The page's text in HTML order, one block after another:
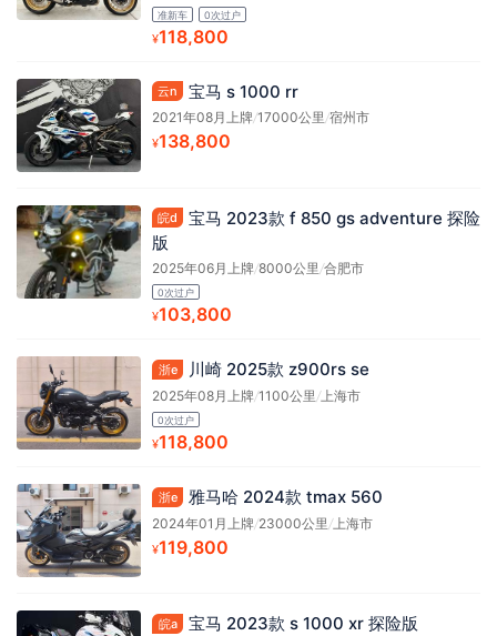
准新车 0次过户
¥118,800
云n 宝马 s 1000 rr
2021年08月上牌/17000公里/宿州市
¥138,800
皖d
宝马 2023款 f 850 gs adventure 探险
版
2025年06月上牌/8000公里/合肥市
0次过户
¥103,800
浙e 川崎 2025款 z900rs se
2025年08月上牌/1100公里/上海市
0次过户
¥118,800
浙e 雅马哈 2024款 tmax 560
2024年01月上牌/23000公里/上海市
¥119,800
皖a 宝马 2023款 s 1000 xr 探险版